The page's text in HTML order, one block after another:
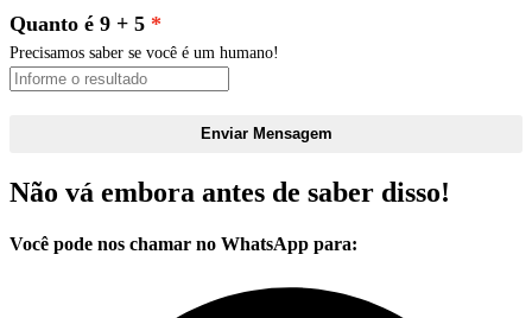
Quanto é 9 + 5
Precisamos saber se você é um humano!
Enviar Mensagem
Não vá embora antes de saber disso!
Você pode nos chamar no WhatsApp para: